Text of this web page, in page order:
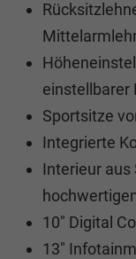
einstellbarer
Sportsitze
Integrierte
Interieur
10" Digital
13"